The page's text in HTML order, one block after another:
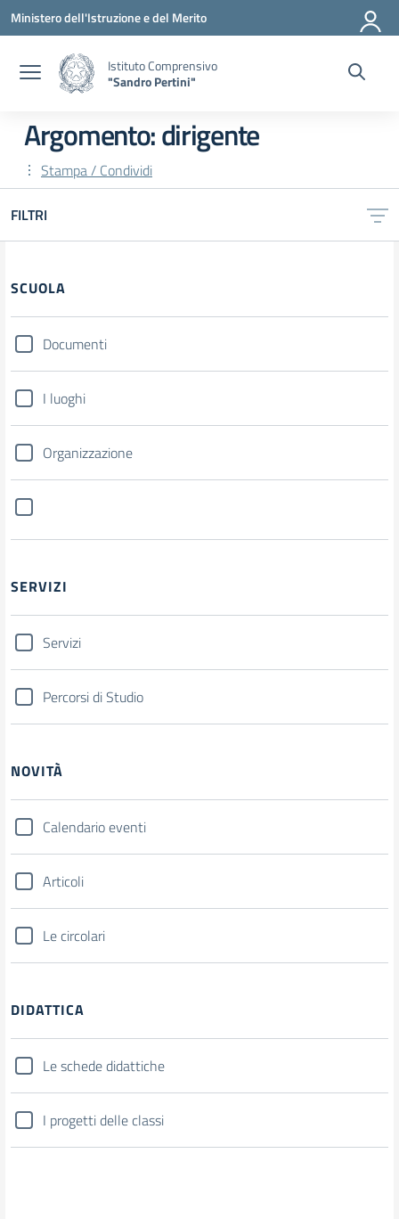
Vai ai contenuti
Vai al menu di navigazione
Vai al footer
Ministero dell'Istruzione e del Merito
Istituto Comprensivo
"Sandro Pertini"
Argomento: dirigente
Stampa / Condividi
FILTRI
SCUOLA
Documenti
I luoghi
Organizzazione
SERVIZI
Servizi
Percorsi di Studio
NOVITÀ
Calendario eventi
Articoli
Le circolari
DIDATTICA
Le schede didattiche
I progetti delle classi